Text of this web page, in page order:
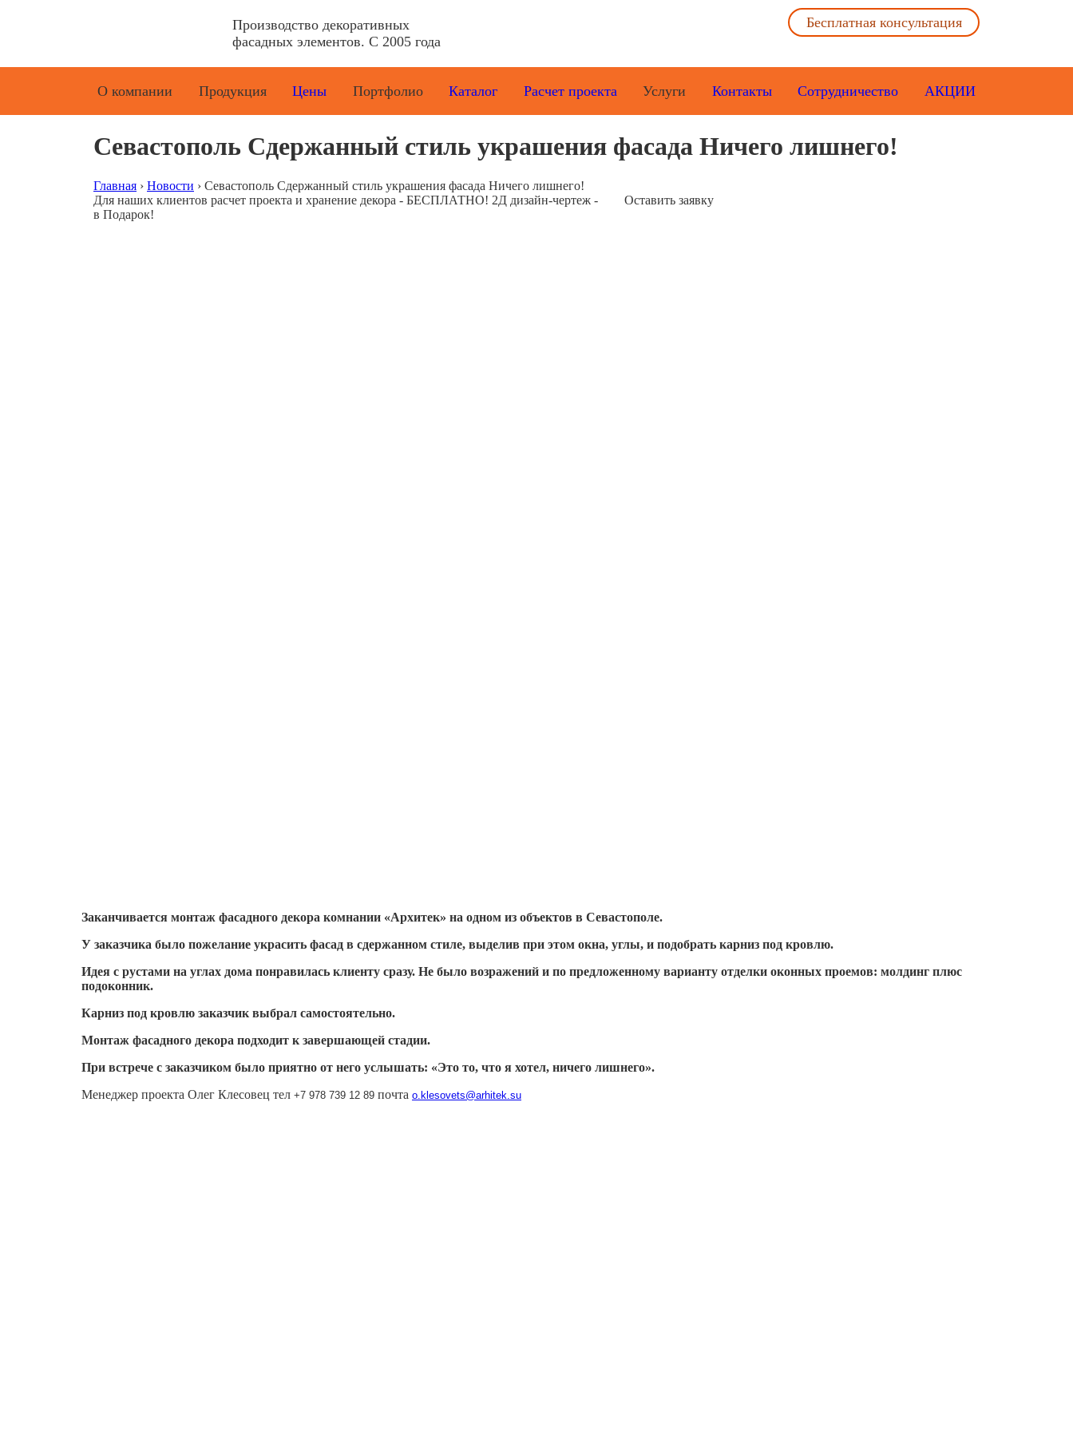
Производство декоративных
фасадных элементов. С 2005 года
Бесплатная консультация
О компании Продукция Цены Портфолио Каталог Расчет проекта Услуги Контакты Сотрудничество АКЦИИ
Севастополь Сдержанный стиль украшения фасада Ничего лишнего!
Главная › Новости › Севастополь Сдержанный стиль украшения фасада Ничего лишнего!
Для наших клиентов расчет проекта и хранение декора - БЕСПЛАТНО! 2Д дизайн-чертеж -
в Подарок!
Оставить заявку
Заканчивается монтаж фасадного декора комнании «Архитек» на одном из объектов в Севастополе.
У заказчика было пожелание украсить фасад в сдержанном стиле, выделив при этом окна, углы, и подобрать карниз под кровлю.
Идея с рустами на углах дома понравилась клиенту сразу. Не было возражений и по предложенному варианту отделки оконных проемов: молдинг плюс
подоконник.
Карниз под кровлю заказчик выбрал самостоятельно.
Монтаж фасадного декора подходит к завершающей стадии.
При встрече с заказчиком было приятно от него услышать: «Это то, что я хотел, ничего лишнего».
Менеджер проекта Олег Клесовец тел +7 978 739 12 89 почта o.klesovets@arhitek.su